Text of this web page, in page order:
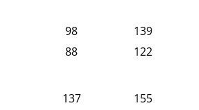
98
139
88 122
137
155